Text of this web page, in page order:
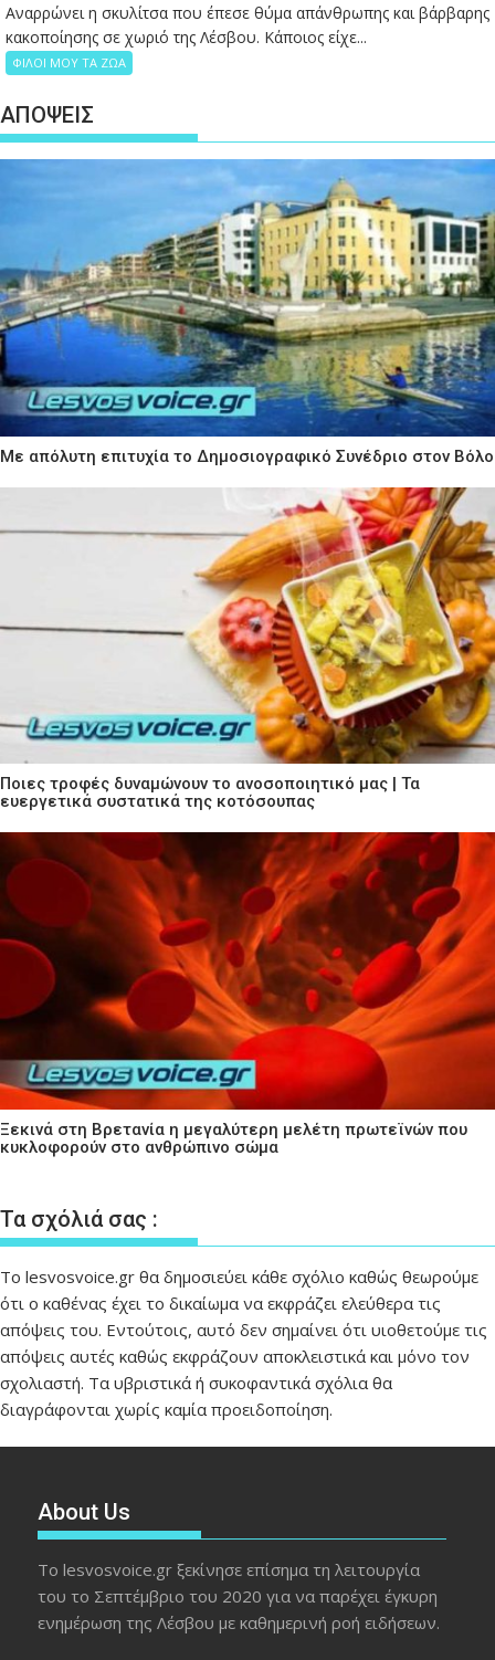
Αναρρώνει η σκυλίτσα που έπεσε θύμα απάνθρωπης και βάρβαρης
κακοποίησης σε χωριό της Λέσβου. Κάποιος είχε...
ΦΙΛΟΙ ΜΟΥ ΤΑ ΖΩΑ
ΑΠΟΨΕΙΣ
Με απόλυτη επιτυχία το Δημοσιογραφικό Συνέδριο στον Βόλο
Ποιες τροφές δυναμώνουν το ανοσοποιητικό μας | Τα
ευεργετικά συστατικά της κοτόσουπας
Ξεκινά στη Βρετανία η μεγαλύτερη μελέτη πρωτεϊνών που
κυκλοφορούν στο ανθρώπινο σώμα
Τα σχόλιά σας :
Το lesvosvoice.gr θα δημοσιεύει κάθε σχόλιο καθώς θεωρούμε
ότι ο καθένας έχει το δικαίωμα να εκφράζει ελεύθερα τις
απόψεις του. Εντούτοις, αυτό δεν σημαίνει ότι υιοθετούμε τις
απόψεις αυτές καθώς εκφράζουν αποκλειστικά και μόνο τον
σχολιαστή. Τα υβριστικά ή συκοφαντικά σχόλια θα
διαγράφονται χωρίς καμία προειδοποίηση.
About Us
Το lesvosvoice.gr ξεκίνησε επίσημα τη λειτουργία
του το Σεπτέμβριο του 2020 για να παρέχει έγκυρη
ενημέρωση της Λέσβου με καθημερινή ροή ειδήσεων.